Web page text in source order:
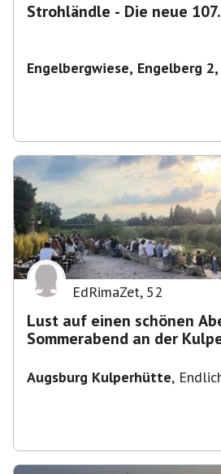
Strohländle - Die neue
Engelbergwiese, Engelberg
EdRimaZet, 52
Lust auf einen schönen
Sommerabend an der
Augsburg Kulperhütte,